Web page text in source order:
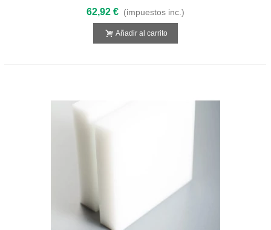
62,92 € (impuestos inc.)
Añadir al carrito